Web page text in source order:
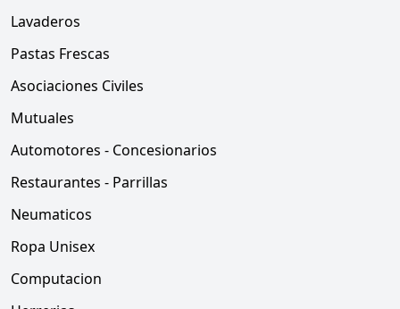
Lavaderos
Pastas Frescas
Asociaciones Civiles
Mutuales
Automotores - Concesionarios
Restaurantes - Parrillas
Neumaticos
Ropa Unisex
Computacion